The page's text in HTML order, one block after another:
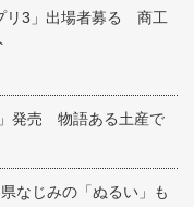
リ3」出場者募る 商工
発売 物語ある土産で
なじみの「ぬるい」も